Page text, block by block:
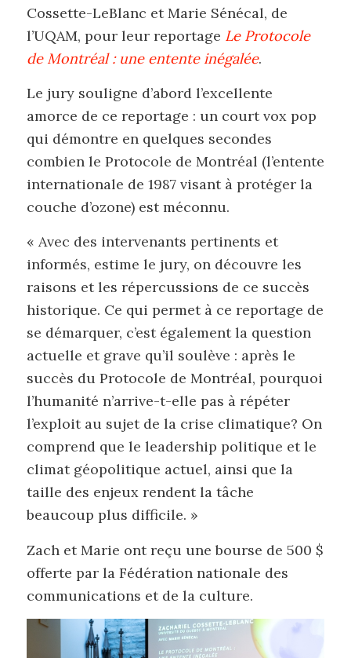
Cossette-LeBlanc et Marie Sénécal, de
l’UQAM, pour leur reportage Le Protocole
de Montréal : une entente inégalée.
Le jury souligne d’abord l’excellente
amorce de ce reportage : un court vox pop
qui démontre en quelques secondes
combien le Protocole de Montréal (l’entente
internationale de 1987 visant à protéger la
couche d’ozone) est méconnu.
« Avec des intervenants pertinents et
informés, estime le jury, on découvre les
raisons et les répercussions de ce succès
historique. Ce qui permet à ce reportage de
se démarquer, c’est également la question
actuelle et grave qu’il soulève : après le
succès du Protocole de Montréal, pourquoi
l’humanité n’arrive-t-elle pas à répéter
l’exploit au sujet de la crise climatique? On
comprend que le leadership politique et le
climat géopolitique actuel, ainsi que la
taille des enjeux rendent la tâche
beaucoup plus difficile. »
Zach et Marie ont reçu une bourse de 500 $
offerte par la Fédération nationale des
communications et de la culture.